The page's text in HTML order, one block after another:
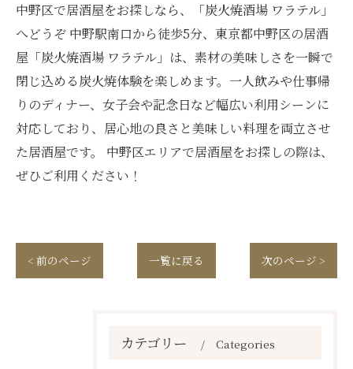
中野区で居酒屋をお探しなら、「炭火焼酒場 ワラテル」
へどうぞ 中野駅南口から徒歩5分、東京都中野区の居酒
屋「炭火焼酒場 ワラテル」は、素材の美味しさを一瞬で
閉じ込める炭火焼体験を楽しめます。一人飲みや仕事帰
りのディナー、女子会や記念日など幅広い利用シーンに
対応しており、居心地の良さと美味しい料理を両立させ
た居酒屋です。 中野区エリアで居酒屋をお探しの際は、
ぜひご利用ください！
< 前のページ 一覧に戻る 次のページ >
カテゴリー Categories